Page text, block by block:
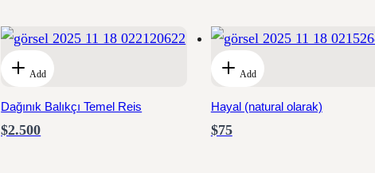
Add
Dağınık Balıkçı Temel Reis
$2.500
Add
Hayal (natural olarak)
$75